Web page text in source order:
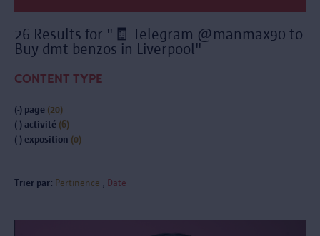
26 Results for "🧾 Telegram @manmax90 to
Buy dmt benzos in Liverpool"
CONTENT TYPE
(-) page (20)
(-) activité (6)
(-) exposition (0)
Trier par: Pertinence Date